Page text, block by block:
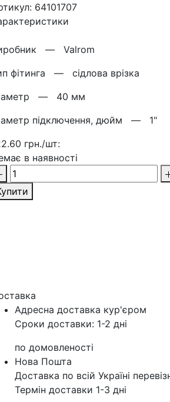
64101707
— Valrom
фітинга — сідлова врізка
— 40 мм
підключення, дюйм — 1"
грн./шт:
в наявності
Адресна доставка кур'‎єром
Сроки доставки: 1-2 дні
по домовленості
Нова Пошта
Доставка по всій Україні
Термін доставки 1-3 дні